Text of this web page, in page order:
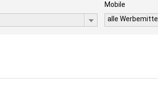
Mobile
alle Werbemittel